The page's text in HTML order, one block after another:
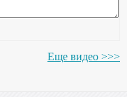
Еще видео >>>